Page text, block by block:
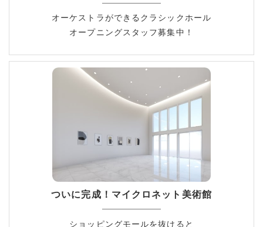
オーケストラができるクラシックホール
オープニングスタッフ募集中！
ついに完成！マイクロネット美術館
ショッピングモールを抜けると